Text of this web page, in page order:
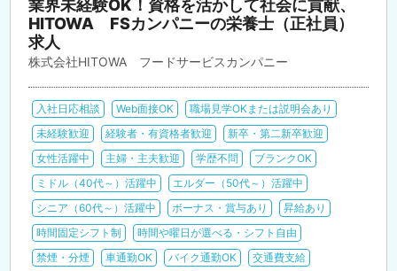
業界未経験OK！資格を活かして社会に貢献、
HITOWA FSカンパニーの栄養士（正社員）
求人
株式会社HITOWA フードサービスカンパニー
入社日応相談 Web面接OK
職場見学OKまたは説明会あり
未経験歓迎
経験者・有資格者歓迎
新卒・第二新卒歓迎
女性活躍中
主婦・主夫歓迎 学歴不問
ブランクOK
ミドル（40代～）活躍中
エルダー（50代～）活躍中
シニア（60代～）活躍中
ボーナス・賞与あり
昇給あり
時間固定シフト制
時間や曜日が選べる・シフト自由
禁煙・分煙
車通勤OK バイク通勤OK
交通費支給